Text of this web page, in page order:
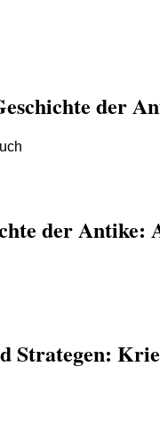
der
der Antike:
Strategen: